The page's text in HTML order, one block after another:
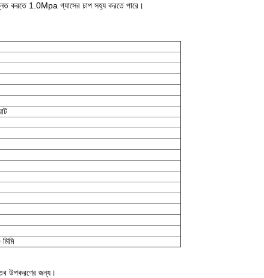
করতে 1.0Mpa গ্যাসের চাপ সহ্য করতে পারে।
উপকরণের জন্য।